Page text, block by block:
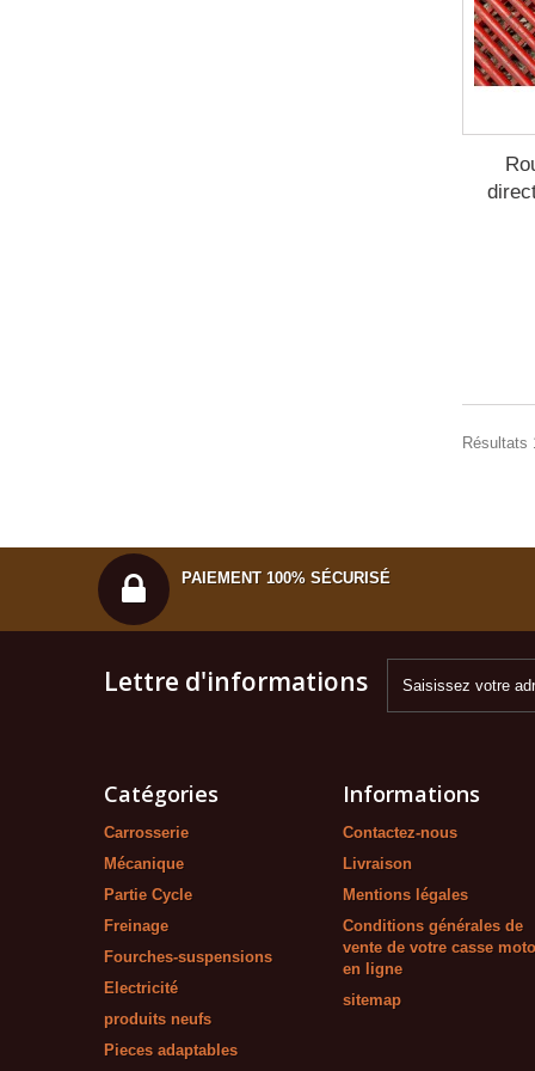
Résultats
PAIEMENT 100% SÉCURISÉ
Lettre d'informations
Catégories
Carrosserie
Mécanique
Partie Cycle
Freinage
Fourches-suspensions
Electricité
produits neufs
Pieces adaptables
Informations
Contactez-nous
Livraison
Mentions légales
Conditions générales de
vente de votre casse moto
en ligne
sitemap